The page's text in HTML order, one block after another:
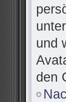
und
den